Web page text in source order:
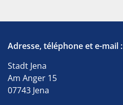
Adresse, téléphone et e-mail :
Stadt Jena
Am Anger 15
07743 Jena